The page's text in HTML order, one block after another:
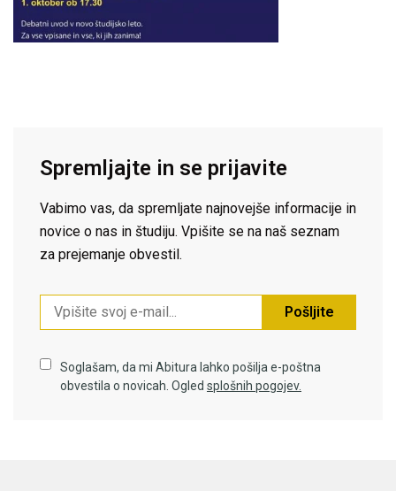
Spremljajte in se prijavite
Vabimo vas, da spremljate najnovejše informacije in
novice o nas in študiju. Vpišite se na naš seznam
za prejemanje obvestil.
Pošljite
Soglašam, da mi Abitura lahko pošilja e-poštna
obvestila o novicah. Ogled splošnih pogojev.